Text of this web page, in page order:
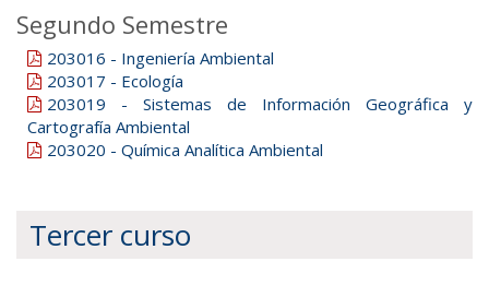
Segundo Semestre
203016 - Ingeniería Ambiental
203017 - Ecología
203019 - Sistemas de Información Geográfica y
Cartografía Ambiental
203020 - Química Analítica Ambiental
Tercer curso